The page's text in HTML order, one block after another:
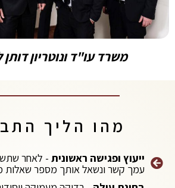
משרד עו"ד ונוטריון דותן
מהו הליך
ייעוץ ופגישה ראשונית - לאחר
עמך קשר ונשאל אותך מספר שאלות